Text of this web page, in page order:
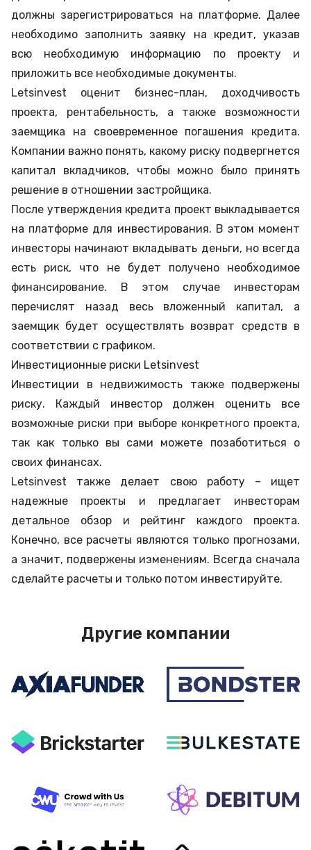
должны зарегистрироваться на платформе. Далее
необходимо заполнить заявку на кредит, указав
всю необходимую информацию по проекту и
приложить все необходимые документы.
Letsinvest оценит бизнес-план, доходчивость
проекта, рентабельность, а также возможности
заемщика на своевременное погашения кредита.
Компании важно понять, какому риску подвергнется
капитал вкладчиков, чтобы можно было принять
решение в отношении застройщика.
После утверждения кредита проект выкладывается
на платформе для инвестирования. В этом момент
инвесторы начинают вкладывать деньги, но всегда
есть риск, что не будет получено необходимое
финансирование. В этом случае инвесторам
перечислят назад весь вложенный капитал, а
заемщик будет осуществлять возврат средств в
соответствии с графиком.
Инвестиционные риски Letsinvest
Инвестиции в недвижимость также подвержены
риску. Каждый инвестор должен оценить все
возможные риски при выборе конкретного проекта,
так как только вы сами можете позаботиться о
своих финансах.
Letsinvest также делает свою работу – ищет
надежные проекты и предлагает инвесторам
детальное обзор и рейтинг каждого проекта.
Конечно, все расчеты являются только прогнозами,
а значит, подвержены изменениям. Всегда сначала
сделайте расчеты и только потом инвестируйте.
Другие компании